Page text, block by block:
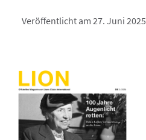
Veröffentlicht am 27. Juni 2025